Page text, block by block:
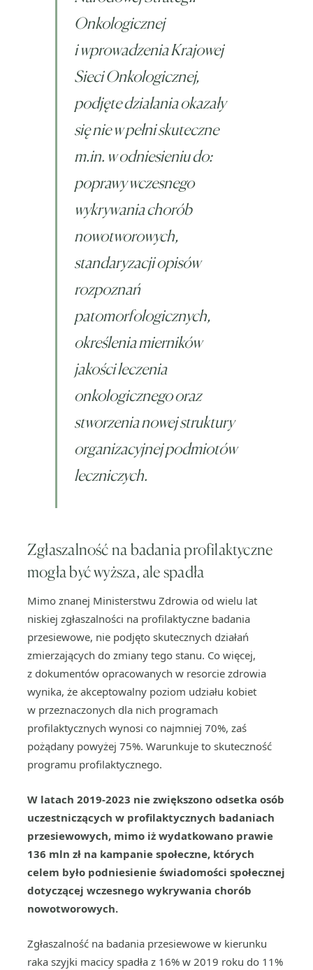
Onkologicznej
i wprowadzenia Krajowej
Sieci Onkologicznej,
podjęte działania okazały
się nie w pełni skuteczne
m.in. w odniesieniu do:
poprawy wczesnego
wykrywania chorób
nowotworowych,
standaryzacji opisów
rozpoznań
patomorfologicznych,
określenia mierników
jakości leczenia
onkologicznego oraz
stworzenia nowej struktury
organizacyjnej podmiotów
leczniczych.
Zgłaszalność na badania profilaktyczne
mogła być wyższa, ale spadła
Mimo znanej Ministerstwu Zdrowia od wielu lat
niskiej zgłaszalności na profilaktyczne badania
przesiewowe, nie podjęto skutecznych działań
zmierzających do zmiany tego stanu. Co więcej,
z dokumentów opracowanych w resorcie zdrowia
wynika, że akceptowalny poziom udziału kobiet
w przeznaczonych dla nich programach
profilaktycznych wynosi co najmniej 70%, zaś
pożądany powyżej 75%. Warunkuje to skuteczność
programu profilaktycznego.
W latach 2019-2023 nie zwiększono odsetka osób
uczestniczących w profilaktycznych badaniach
przesiewowych, mimo iż wydatkowano prawie
136 mln zł na kampanie społeczne, których
celem było podniesienie świadomości społecznej
dotyczącej wczesnego wykrywania chorób
nowotworowych.
Zgłaszalność na badania przesiewowe w kierunku
raka szyjki macicy spadła z 16% w 2019 roku do 11%